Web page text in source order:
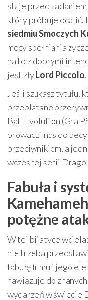
staje przed
który próbuje ocalić.
siedmiu Smoczych
mocy spełniania
na to z dobrymi
jest złyLord Piccolo.
Jeśli szukasz tytułu,
przeplatane
Ball Evolution (Gra
prowadzi nas do
przeciwnikiem, a
wczesnej serii
Fabuła i
potężne
W tej bijatyce
nie trzeba
fabułę filmu i jego
nawiązuje do
wydarzeń w świecie